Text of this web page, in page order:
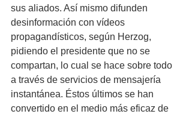
sus aliados. Así mismo difunden
desinformación con vídeos
propagandísticos, según Herzog,
pidiendo el presidente que no se
compartan, lo cual se hace sobre todo
a través de servicios de mensajería
instantánea. Éstos últimos se han
convertido en el medio más eficaz de